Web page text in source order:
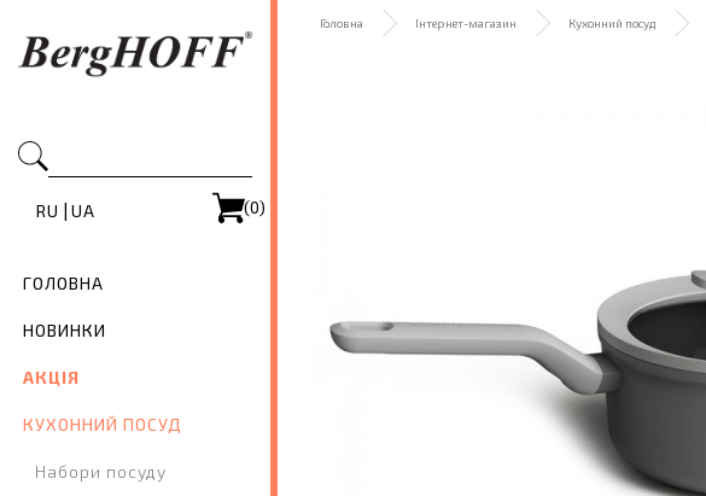
RU | UA (0)
ГОЛОВНА
НОВИНКИ
АКЦІЯ
КУХОННИЙ ПОСУД
Набори посуду
Головна Інтернет-магазин Кухонний посуд